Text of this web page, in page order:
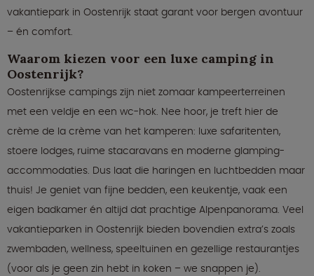
vakantiepark in Oostenrijk staat garant voor bergen avontuur
– én comfort.
Waarom kiezen voor een luxe camping in
Oostenrijk?
Oostenrijkse campings zijn niet zomaar kampeerterreinen
met een veldje en een wc-hok. Nee hoor, je treft hier de
crème de la crème van het kamperen: luxe safaritenten,
stoere lodges, ruime stacaravans en moderne glamping-
accommodaties. Dus laat die haringen en luchtbedden maar
thuis! Je geniet van fijne bedden, een keukentje, vaak een
eigen badkamer én altijd dat prachtige Alpenpanorama. Veel
vakantieparken in Oostenrijk bieden bovendien extra’s zoals
zwembaden, wellness, speeltuinen en gezellige restaurantjes
(voor als je geen zin hebt in koken – we snappen je).